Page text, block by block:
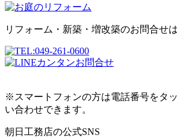
リフォーム・新築・増改築のお問合せ
※スマートフォンの方は電話番号をタ
い合わせできます。
朝日工務店の公式SNS